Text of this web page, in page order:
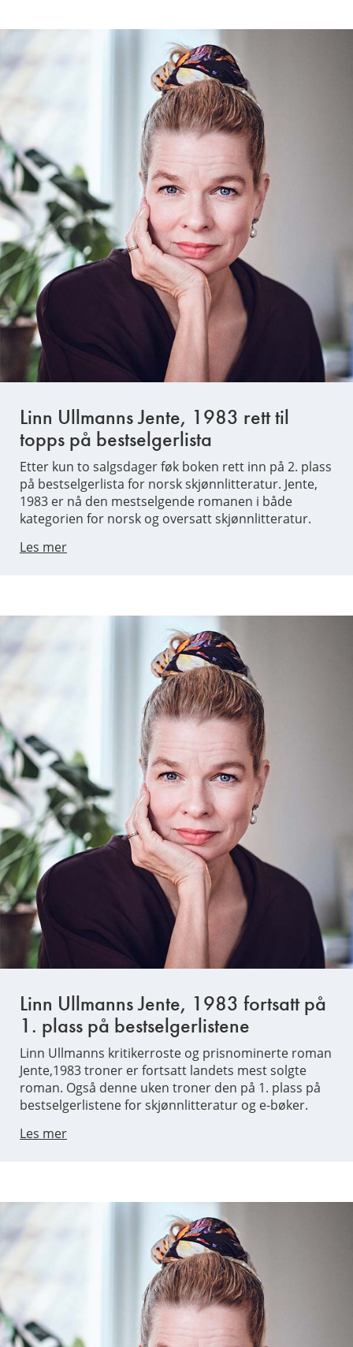
Linn Ullmanns Jente, 1983 rett til
topps på bestselgerlista
Etter kun to salgsdager føk boken rett inn på 2. plass
på bestselgerlista for norsk skjønnlitteratur. Jente,
1983 er nå den mestselgende romanen i både
kategorien for norsk og oversatt skjønnlitteratur.
Les mer
Linn Ullmanns Jente, 1983 fortsatt på
1. plass på bestselgerlistene
Linn Ullmanns kritikerroste og prisnominerte roman
Jente,1983 troner er fortsatt landets mest solgte
roman. Også denne uken troner den på 1. plass på
bestselgerlistene for skjønnlitteratur og e-bøker.
Les mer